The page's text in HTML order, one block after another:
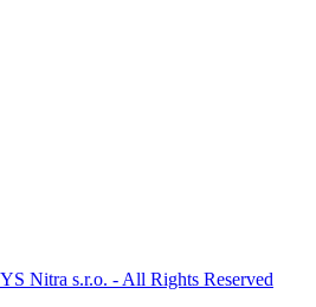
Nitra s.r.o. - All Rights Reserved